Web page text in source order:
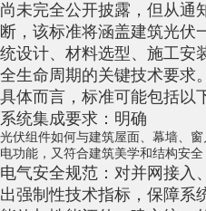
尚未完全公开披露，但从通
断，该标准将涵盖建筑光伏
统设计、材料选型、施工安
全生命周期的关键技术要求。
具体而言，标准可能包括以
系统集成要求：明确
光伏组件如何与建筑屋面、 幕墙、 窗
电功能，又符合建筑美学和结构安全
电气安全规范：对并网接入
出强制性技术指标，保障系